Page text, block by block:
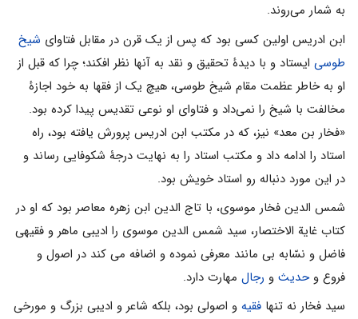
به شمار مى‌روند.
ابن ادریس اولین کسى بود که پس از یک قرن در مقابل فتاواى شیخ
طوسى ایستاد و با دیدۀ تحقیق و نقد به آنها نظر افکند؛ چرا که قبل از
او به خاطر عظمت مقام شیخ طوسى، هیچ یک از فقها به خود اجازۀ
مخالفت با شیخ را نمى‌داد و فتاواى او نوعى تقدیس پیدا کرده بود.
«فخار بن معد» نیز، که در مکتب ابن ادریس پرورش یافته بود، راه
استاد را ادامه داد و مکتب استاد را به نهایت درجۀ شکوفایى رساند و
در این مورد دنباله رو استاد خویش بود.
شمس الدین فخار موسوی، با تاج الدین ابن زهره معاصر بود که او در
کتاب غایة الاختصار، سید شمس الدین موسوی را ادیبی ماهر و فقیهی
فاضل و نسّابه بی مانند معرفی نموده و اضافه می کند در اصول و
فروع وحدیث و رجال مهارت دارد.
سید فخار نه تنها فقیه و اصولى بود، بلکه شاعر و ادیبى بزرگ و مورخى